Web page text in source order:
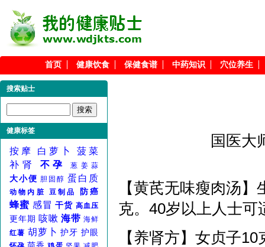
首页 健康饮食 保健食谱 中药知识 穴位养生
搜索贴士
健康标签
按摩 白萝卜
菠菜
补肾
不孕 葱姜蒜
大小便 胆固醇 蛋白质
动物内脏 豆制品 防癌
蜂蜜 感冒 干货 高血压
更年期 咳嗽 海带 海鲜
红薯 胡萝卜 护牙 护眼
国医大
【黄芪无味瘦肉汤
克。40岁以上人士可
【养肾方】女贞子